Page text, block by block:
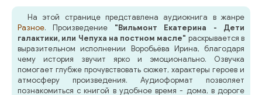
На этой странице представлена аудиокнига в жанре
Разное. Произведение "Вильмонт Екатерина - Дети
галактики, или Чепуха на постном масле" раскрывается в
выразительном исполнении Воробьёва Ирина, благодаря
чему история звучит ярко и эмоционально. Озвучка
помогает глубже прочувствовать сюжет, характеры героев и
атмосферу произведения. Аудиоформат позволяет
познакомиться с книгой в удобное время - дома, в дороге